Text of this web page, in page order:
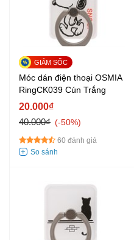
Móc dán điện thoại OSMIA
RingCK039 Cún Trắng
20.000₫
40.000₫
-50%
60 đánh giá